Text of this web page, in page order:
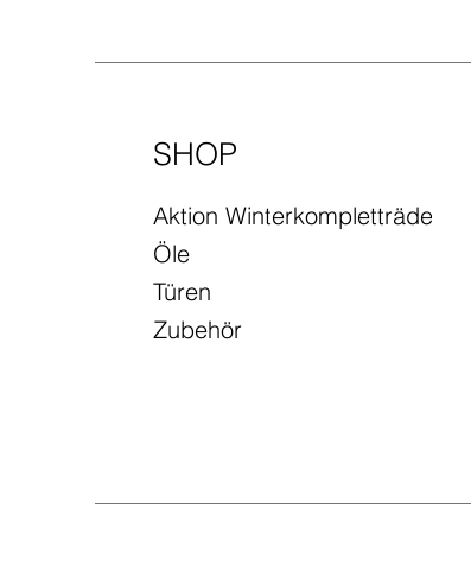
SHOP
Aktion Winterkompletträder
Öle
Türen
Zubehör